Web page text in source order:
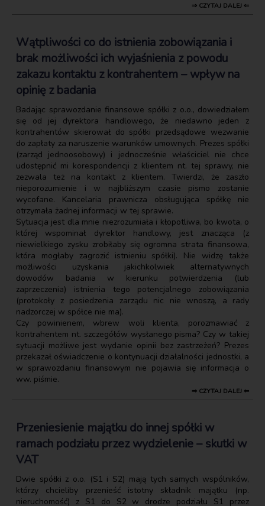
⇒ CZYTAJ DALEJ ⇐
Wątpliwości co do istnienia zobowiązania i
brak możliwości ich wyjaśnienia z powodu
zakazu kontaktu z kontrahentem – wpływ na
opinię z badania
Badając sprawozdanie finansowe spółki z o.o., dowiedziałem
się od jej dyrektora handlowego, że niedawno jeden z
kontrahentów skierował do spółki przedsądowe wezwanie
do zapłaty za naruszenie warunków umownych. Prezes spółki
(zarząd jednoosobowy) i jednocześnie właściciel nie chce
udostępnić mi korespondencji z klientem nt. tej sprawy, nie
zezwala też na kontakt z klientem. Twierdzi, że zaszło
nieporozumienie i w najbliższym czasie pismo zostanie
wycofane. Kancelaria prawnicza obsługująca spółkę nie
otrzymała żadnej informacji w tej sprawie.
Sytuacja jest dla mnie niezrozumiała i kłopotliwa, bo kwota, o
której wspominał dyrektor handlowy, jest znacząca (z
niewielkiego zysku zrobiłaby się ogromna strata finansowa,
która mogłaby zagrozić istnieniu spółki). Nie widzę także
możliwości uzyskania jakichkolwiek alternatywnych
dowodów badania w kierunku potwierdzenia (lub
zaprzeczenia) istnienia tego potencjalnego zobowiązania
(protokoły z posiedzenia zarządu nic nie wnoszą, a rady
nadzorczej w spółce nie ma).
Czy powinienem, wbrew woli klienta, porozmawiać z
kontrahentem nt. szczegółów wysłanego pisma? Czy w takiej
sytuacji możliwe jest wydanie opinii bez zastrzeżeń? Prezes
przekazał oświadczenie o kontynuacji działalności jednostki, a
w sprawozdaniu finansowym nie pojawia się informacja o
ww. piśmie.
⇒ CZYTAJ DALEJ ⇐
Przeniesienie majątku do innej spółki w
ramach podziału przez wydzielenie – skutki w
VAT
Dwie spółki z o.o. (S1 i S2) mają tych samych wspólników,
którzy chcieliby przenieść istotny składnik majątku (np.
nieruchomość) z S1 do S2 w drodze podziału S1 przez